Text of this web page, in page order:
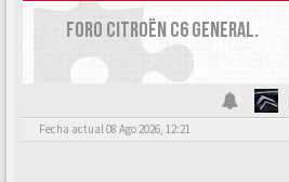
FORO CITROËN C6 GENERAL.
Fecha actual 08 Ago 2026, 12:21